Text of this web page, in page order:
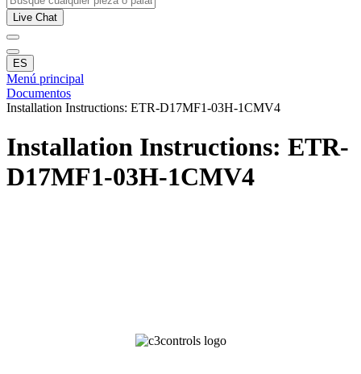
Live Chat
ES
Menú principal
Documentos
Installation Instructions: ETR-D17MF1-03H-1CMV4
Installation Instructions: ETR-
D17MF1-03H-1CMV4